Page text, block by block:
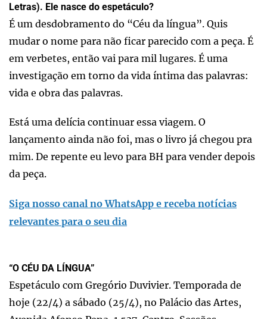
Letras). Ele nasce do espetáculo?
É um desdobramento do “Céu da língua”. Quis
mudar o nome para não ficar parecido com a peça. É
em verbetes, então vai para mil lugares. É uma
investigação em torno da vida íntima das palavras:
vida e obra das palavras.
Está uma delícia continuar essa viagem. O
lançamento ainda não foi, mas o livro já chegou pra
mim. De repente eu levo para BH para vender depois
da peça.
Siga nosso canal no WhatsApp e receba notícias
relevantes para o seu dia
“O CÉU DA LÍNGUA”
Espetáculo com Gregório Duvivier. Temporada de
hoje (22/4) a sábado (25/4), no Palácio das Artes,